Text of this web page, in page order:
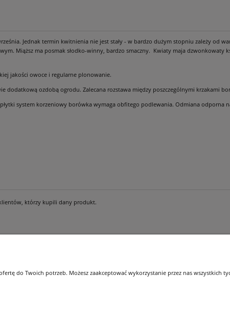
Jednak termin kwitnienia nie jest stały - w bardzo dużym stopniu zależy od
Miąższ ma posmak słodko-winny, bardzo smaczny. Kwiaty maja dzwonkowaty
jakości owoce i regularne plonowanie.
ozdobą ogrodu. Zalecana rozstawa między poszczególnymi krzakami
system korzeniowy borówka wymaga obfitego podlewania. Odmiana odporna
którzy kupili dany produkt.
do Twoich potrzeb. Możesz zaakceptować wykorzystanie przez nas wszystkich